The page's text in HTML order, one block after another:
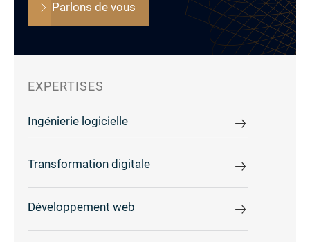
Parlons de vous
EXPERTISES
Ingénierie logicielle
Transformation digitale
Développement web